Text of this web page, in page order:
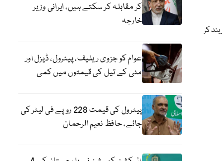
کر
کر مقابلہ کر سکتے ہیں، ایرانی وزیر
خارجہ
عوام کو جزوی ریلیف، پیٹرول، ڈیزل اور
مٹی کے تیل کی قیمتوں میں کمی
پیٹرول کی قیمت 228 روپے فی لیٹر کی
جائے، حافظ نعیم الرحمان